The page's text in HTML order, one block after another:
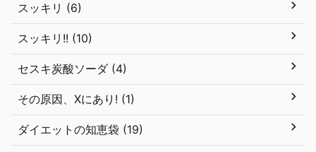
スッキリ (6)
スッキリ!! (10)
セスキ炭酸ソーダ (4)
その原因、Xにあり! (1)
ダイエットの知恵袋 (19)